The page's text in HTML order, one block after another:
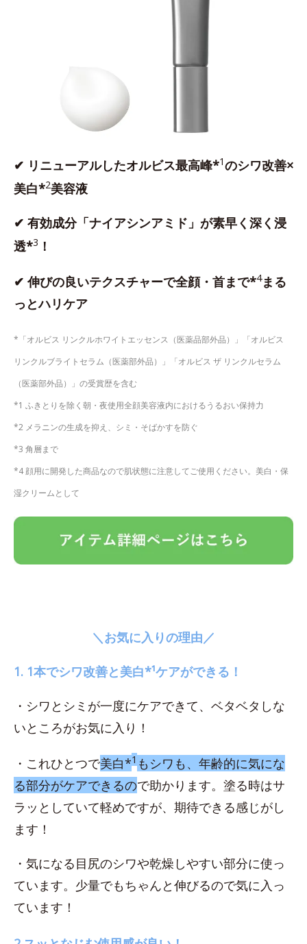
✔ リニューアルしたオルビス最高峰*1のシワ改善×
美白*2美容液
✔ 有効成分「ナイアシンアミド」が素早く深く浸
透*3 ！
✔ 伸びの良いテクスチャーで全顔・首まで*4まる
っとハリケア
*「オルビス リンクルホワイトエッセンス（医薬品部外品）」「オルビス
リンクルブライトセラム（医薬部外品）」「オルビス ザ リンクルセラム
（医薬部外品）」の受賞歴を含む
*1 ふきとりを除く朝・夜使用全顔美容液内におけるうるおい保持力
*2 メラニンの生成を抑え、シミ・そばかすを防ぐ
*3 角層まで
*4 顔用に開発した商品なので肌状態に注意してご使用ください。美白・保
湿クリームとして
＼お気に入りの理由／
1. 1本でシワ改善と美白*¹ケアができる！
・シワとシミが一度にケアできて、ベタベタしな
いところがお気に入り！
・これひとつで美白*1 もシワも、年齢的に気にな
る部分がケアできるので助かります。塗る時はサ
ラッとしていて軽めですが、期待できる感じがし
ます！
・気になる目尻のシワや乾燥しやすい部分に使っ
ています。少量でもちゃんと伸びるので気に入っ
ています！